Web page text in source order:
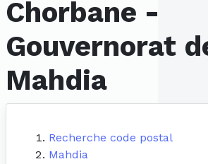
Chorbane -
Gouvernorat
Mahdia
Recherche code postal
Mahdia